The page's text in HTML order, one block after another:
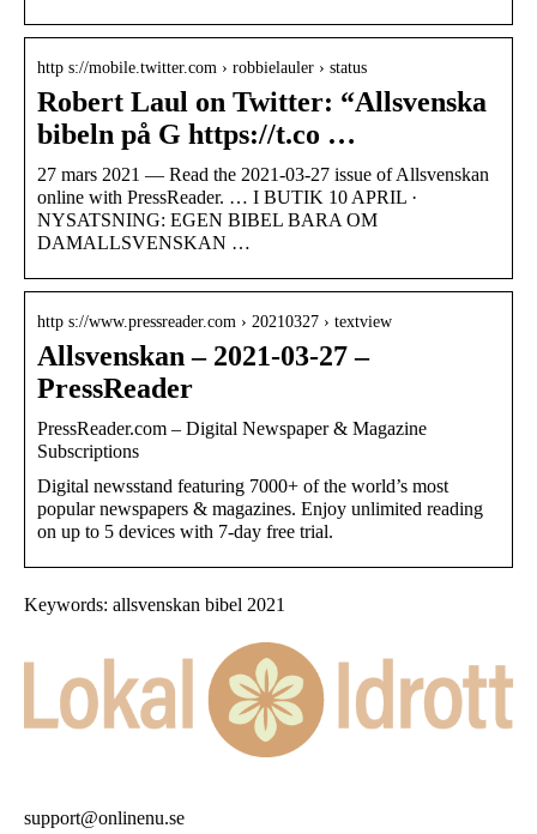
http s://mobile.twitter.com › robbielauler › status
Robert Laul on Twitter: “Allsvenska
bibeln på G https://t.co …
27 mars 2021 — Read the 2021-03-27 issue of Allsvenskan
online with PressReader. … I BUTIK 10 APRIL ·
NYSATSNING: EGEN BIBEL BARA OM
DAMALLSVENSKAN …
http s://www.pressreader.com › 20210327 › textview
Allsvenskan – 2021-03-27 –
PressReader
PressReader.com – Digital Newspaper & Magazine
Subscriptions
Digital newsstand featuring 7000+ of the world’s most
popular newspapers & magazines. Enjoy unlimited reading
on up to 5 devices with 7-day free trial.
Keywords: allsvenskan bibel 2021
support@onlinenu.se